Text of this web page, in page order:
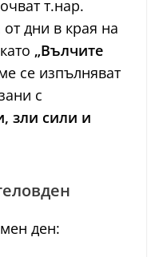
т.нар.
дни в края на
„Вълчите
се изпълняват
с
зли сили и
ден: